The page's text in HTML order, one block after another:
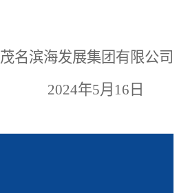
茂名滨海发展集团有限公司
2024年5月16 日